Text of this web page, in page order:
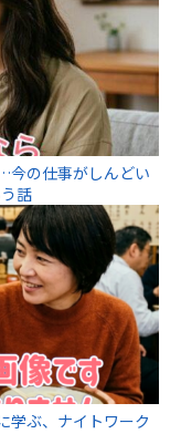
今の仕事がしんどい
話
学ぶ、ナイトワーク